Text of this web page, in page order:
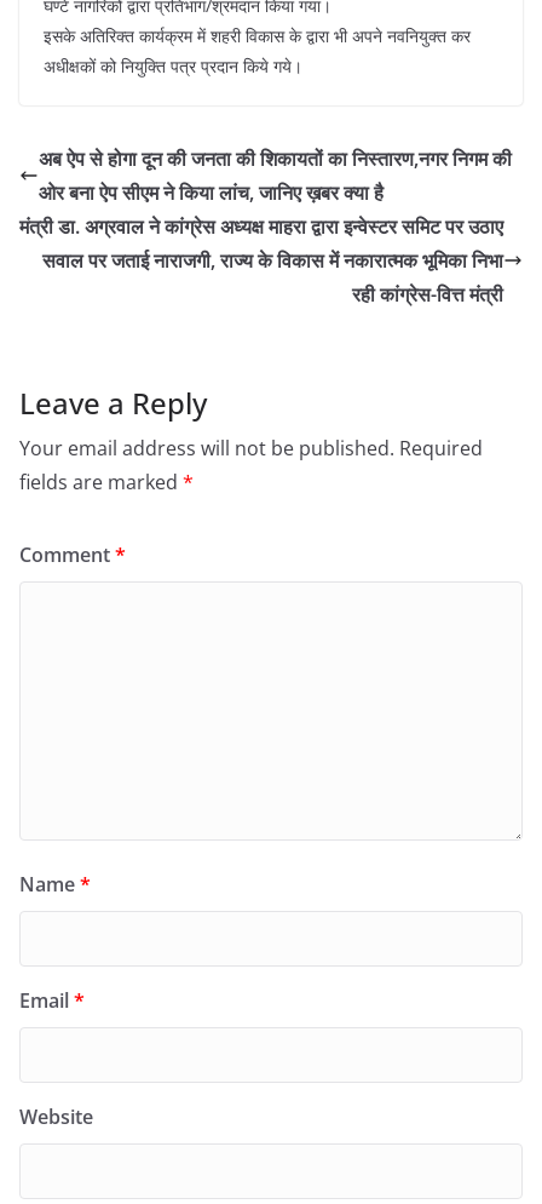
घण्टे नागरिकों द्वारा प्रतिभाग/श्रमदान किया गया।
इसके अतिरिक्त कार्यक्रम में शहरी विकास के द्वारा भी अपने नवनियुक्त कर
अधीक्षकों को नियुक्ति पत्र प्रदान किये गये।
अब ऐप से होगा दून की जनता की शिकायतों का निस्तारण,नगर निगम की
ओर बना ऐप सीएम ने किया लांच, जानिए ख़बर क्या है
मंत्री डा. अग्रवाल ने कांग्रेस अध्यक्ष माहरा द्वारा इन्वेस्टर समिट पर उठाए
सवाल पर जताई नाराजगी, राज्य के विकास में नकारात्मक भूमिका निभा
रही कांग्रेस-वित्त मंत्री
Leave a Reply
Your email address will not be published. Required
fields are marked *
Comment*
Name*
Email*
Website